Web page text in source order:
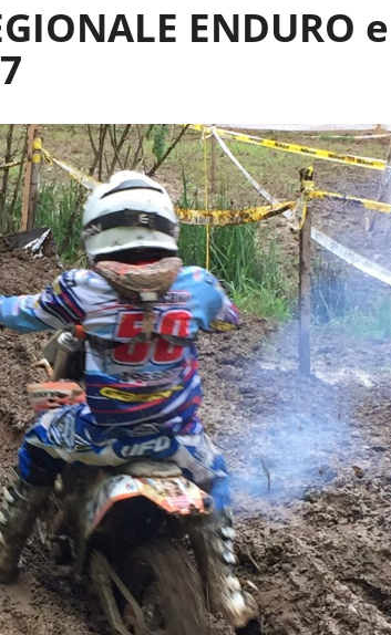
ENDURO e
Motocross Coppa 1000$:
comunicato del Motoclub
Settempedano II
22 Luglio 2025